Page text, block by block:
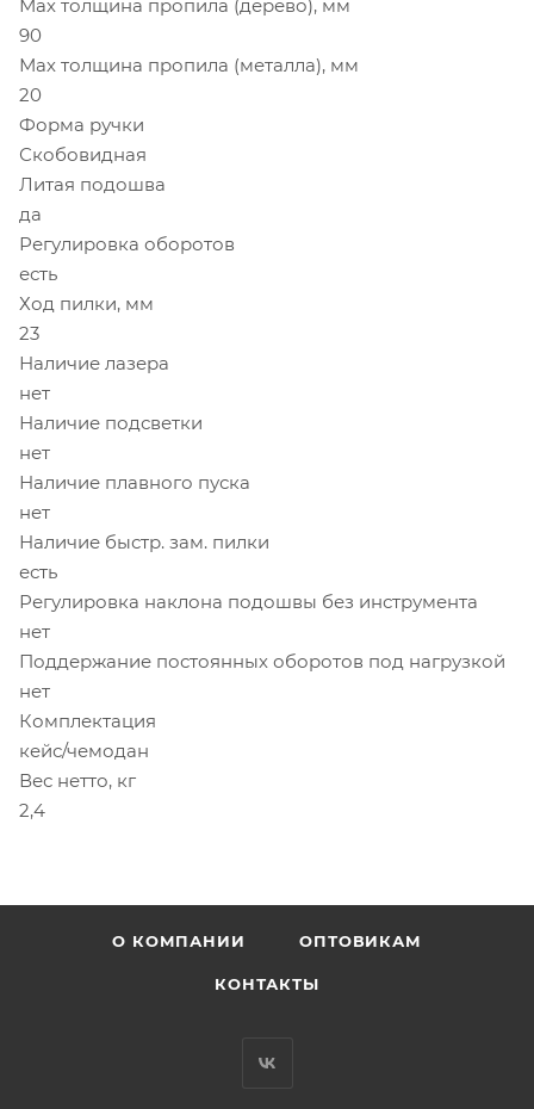
Мах толщина пропила (дерево), мм
90
Мах толщина пропила (металла), мм
20
Форма ручки
Скобовидная
Литая подошва
да
Регулировка оборотов
есть
Ход пилки, мм
23
Наличие лазера
нет
Наличие подсветки
нет
Наличие плавного пуска
нет
Наличие быстр. зам. пилки
есть
Регулировка наклона подошвы без инструмента
нет
Поддержание постоянных оборотов под нагрузкой
нет
Комплектация
кейс/чемодан
Вес нетто, кг
2,4
О КОМПАНИИ ОПТОВИКАМ
КОНТАКТЫ